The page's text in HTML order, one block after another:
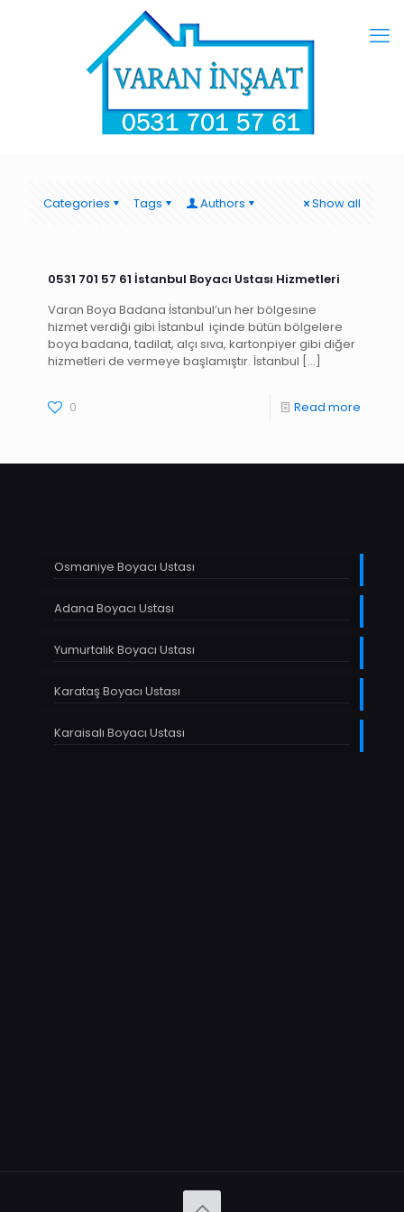
Categories Tags Authors Show all
0531 701 57 61 İstanbul Boyacı Ustası Hizmetleri
Varan Boya Badana İstanbul’un her bölgesine
hizmet verdiği gibi İstanbul içinde bütün bölgelere
boya badana, tadilat, alçı sıva, kartonpiyer gibi diğer
hizmetleri de vermeye başlamıştır. İstanbul […]
0 Read more
Osmaniye Boyacı Ustası
Adana Boyacı Ustası
Yumurtalık Boyacı Ustası
Karataş Boyacı Ustası
Karaisalı Boyacı Ustası